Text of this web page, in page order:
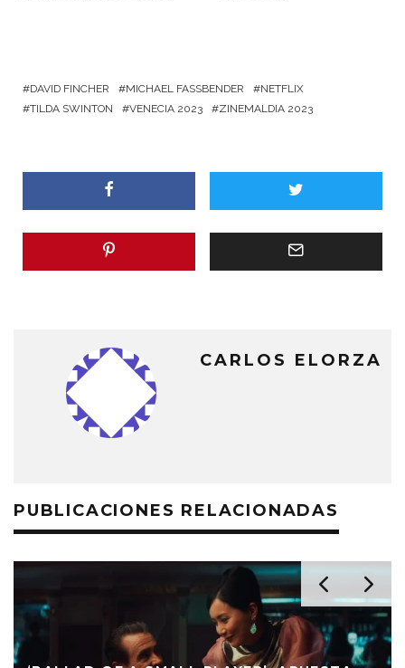
DAVID FINCHER MICHAEL FASSBENDER
NETFLIX
TILDA SWINTON
VENECIA 2023 ZINEMALDIA 2023
CARLOS ELORZA
PUBLICACIONES RELACIONADAS